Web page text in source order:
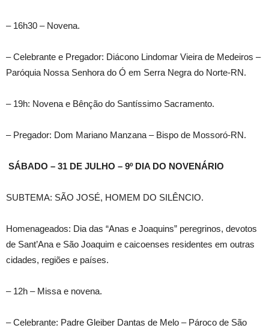
– 16h30 – Novena.
– Celebrante e Pregador: Diácono Lindomar Vieira de Medeiros –
Paróquia Nossa Senhora do Ó em Serra Negra do Norte-RN.
– 19h: Novena e Bênção do Santíssimo Sacramento.
– Pregador: Dom Mariano Manzana – Bispo de Mossoró-RN.
SÁBADO – 31 DE JULHO – 9º DIA DO NOVENÁRIO
SUBTEMA: SÃO JOSÉ, HOMEM DO SILÊNCIO.
Homenageados: Dia das “Anas e Joaquins” peregrinos, devotos
de Sant’Ana e São Joaquim e caicoenses residentes em outras
cidades, regiões e países.
– 12h – Missa e novena.
– Celebrante: Padre Gleiber Dantas de Melo – Pároco de São